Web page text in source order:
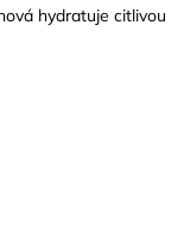
hydratuje citlivou